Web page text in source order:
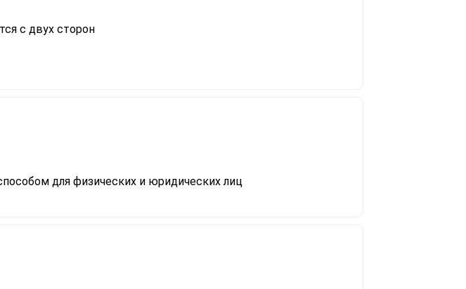
с двух сторон​
для физических и юридических лиц